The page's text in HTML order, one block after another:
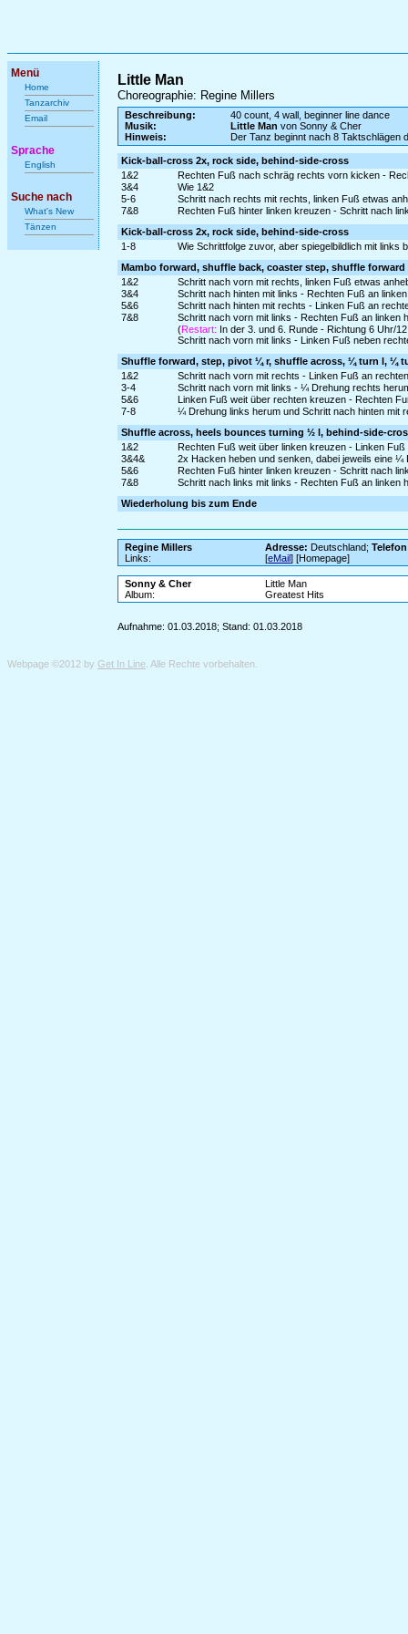
Menü
Home
Tanzarchiv
Email
Sprache
English
Suche nach
What's New
Tänzen
Little Man
Choreographie: Regine Millers
Beschreibung:
40 count, 4 wall, beginner line dance
Musik:
Little Man von Sonny & Cher
Hinweis:
Der Tanz beginnt nach 8 Taktschlägen
Kick-ball-cross 2x, rock side, behind-side-cross
1&2
Rechten Fuß nach schräg rechts vorn kicken -
3&4
Wie 1&2
5-6
Schritt nach rechts mit rechts, linken Fuß etwas
7&8
Rechten Fuß hinter linken kreuzen - Schritt nach
Kick-ball-cross 2x, rock side, behind-side-cross
1-8
Wie Schrittfolge zuvor, aber spiegelbildlich mit links
Mambo forward, shuffle back, coaster step, shuffle forward
1&2
Schritt nach vorn mit rechts, linken Fuß etwas
3&4
Schritt nach hinten mit links - Rechten Fuß an
5&6
Schritt nach hinten mit rechts - Linken Fuß an
7&8
Schritt nach vorn mit links - Rechten Fuß an linken
(Restart: In der 3. und 6. Runde - Richtung 6 Uhr/
Schritt nach vorn mit links - Linken Fuß neben
Shuffle forward, step, pivot ¼ r, shuffle across, ¼ turn l, ¼
1&2
Schritt nach vorn mit rechts - Linken Fuß an
3-4
Schritt nach vorn mit links - ¼ Drehung rechts
5&6
Linken Fuß weit über rechten kreuzen - Rechten
7-8
¼ Drehung links herum und Schritt nach hinten mit
Shuffle across, heels bounces turning ½ l, behind-side-
1&2
Rechten Fuß weit über linken kreuzen - Linken
3&4&
2x Hacken heben und senken, dabei jeweils eine
5&6
Rechten Fuß hinter linken kreuzen - Schritt nach
7&8
Schritt nach links mit links - Rechten Fuß an
Wiederholung bis zum Ende
Regine Millers Adresse: Deutschland;
Links:
[eMail] [Homepage]
Sonny & Cher
Little Man
Album:
Greatest Hits
Aufnahme: 01.03.2018; Stand: 01.03.2018
Webpage ©2012 by Get In Line . Alle Rechte vorbehalten.